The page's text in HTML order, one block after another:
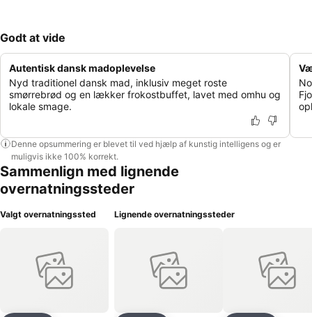
Godt at vide
Autentisk dansk madoplevelse
Nyd traditionel dansk mad, inklusiv meget roste
smørrebrød og en lækker frokostbuffet, lavet med omhu og
lokale smage.
Denne opsummering er blevet til ved hjælp af kunstig intelligens og er
muligvis ikke 100% korrekt.
Sammenlign med lignende
overnatningssteder
Valgt overnatningssted Lignende overnatningssteder